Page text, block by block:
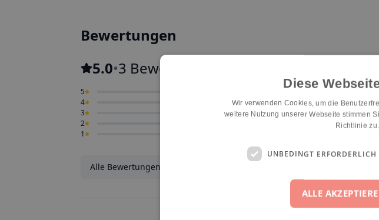
Bewertungen
5.0•3 Bewertungen
5
4
3
2
1
n/a
Alle Bewertungen ansehen
Diese
Wir verwenden Cookies, um die
weitere Nutzung unserer Webseite stimmen
Richtlinie zu.
UNBEDINGT ERFORDERLICH
ALLE